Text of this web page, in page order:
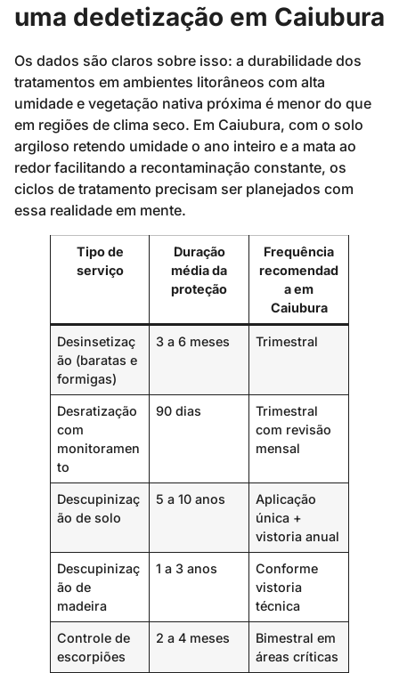
uma dedetização em Caiubura
Os dados são claros sobre isso: a durabilidade dos
tratamentos em ambientes litorâneos com alta
umidade e vegetação nativa próxima é menor do que
em regiões de clima seco. Em Caiubura, com o solo
argiloso retendo umidade o ano inteiro e a mata ao
redor facilitando a recontaminação constante, os
ciclos de tratamento precisam ser planejados com
essa realidade em mente.
Tipo de
serviço
Duração
média da
proteção
Frequência
recomendad
a em
Caiubura
Desinsetizaç
ão (baratas e
formigas)
3 a 6 meses Trimestral
Desratização
com
monitoramen
to
90 dias
Trimestral
com revisão
mensal
Descupinizaç
ão de solo
5 a 10 anos
Aplicação
única +
vistoria anual
Descupinizaç
ão de
madeira
1 a 3 anos
Conforme
vistoria
técnica
Controle de
escorpiões
2 a 4 meses
Bimestral em
áreas críticas